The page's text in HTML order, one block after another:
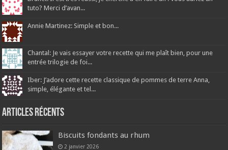
tuto? Merci d’avan...
Annie Martinez: Simple et bon...
Chantal: Je vais essayer votre recette qui me plaît bien, pour une
entrée trilogie de foi...
Iber: J’adore cette recette classique de pommes de terre Anna,
simple, élégante et tel...
Articles récents
Biscuits fondants au rhum
2 janvier 2026